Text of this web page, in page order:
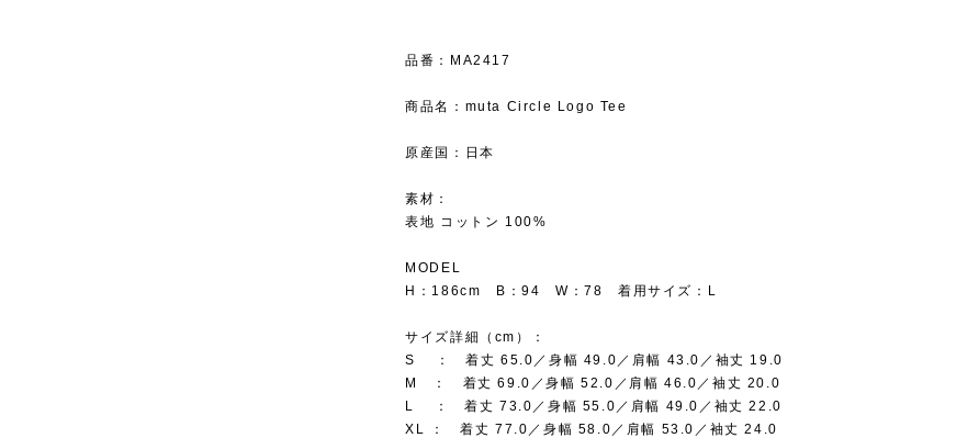
品番：MA2417
商品名：muta Circle Logo Tee
原産国：日本
素材：
表地 コットン 100%
MODEL
H：186cm B：94 W：78 着用サイズ：L
サイズ詳細（cm）：
S ： 着丈 65.0／身幅 49.0／肩幅 43.0／袖丈 19.0
M ： 着丈 69.0／身幅 52.0／肩幅 46.0／袖丈 20.0
L ： 着丈 73.0／身幅 55.0／肩幅 49.0／袖丈 22.0
XL ： 着丈 77.0／身幅 58.0／肩幅 53.0／袖丈 24.0